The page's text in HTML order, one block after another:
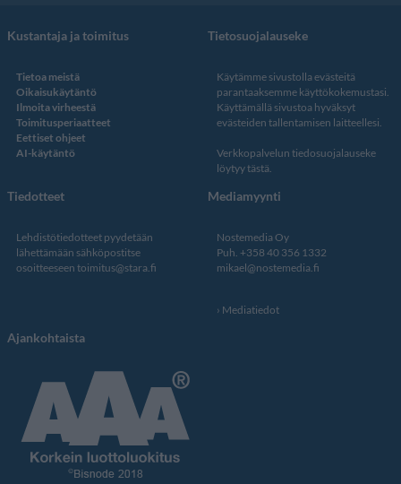
Kustantaja ja toimitus
Tietoa meistä
Oikaisukäytäntö
Ilmoita virheestä
Toimitusperiaatteet
Eettiset ohjeet
AI-käytäntö
Tietosuojalauseke
Käytämme sivustolla evästeitä
parantaaksemme käyttökokemustasi.
Käyttämällä sivustoa hyväksyt
evästeiden tallentamisen laitteellesi.
Verkkopalvelun tiedosuojalauseke
löytyy tästä.
Tiedotteet
Lehdistötiedotteet pyydetään
lähettämään sähköpostitse
osoitteeseen toimitus@stara.fi
Mediamyynti
Nostemedia Oy
Puh. +358 40 356 1332
mikael@nostemedia.fi
Mediatiedot
Ajankohtaista